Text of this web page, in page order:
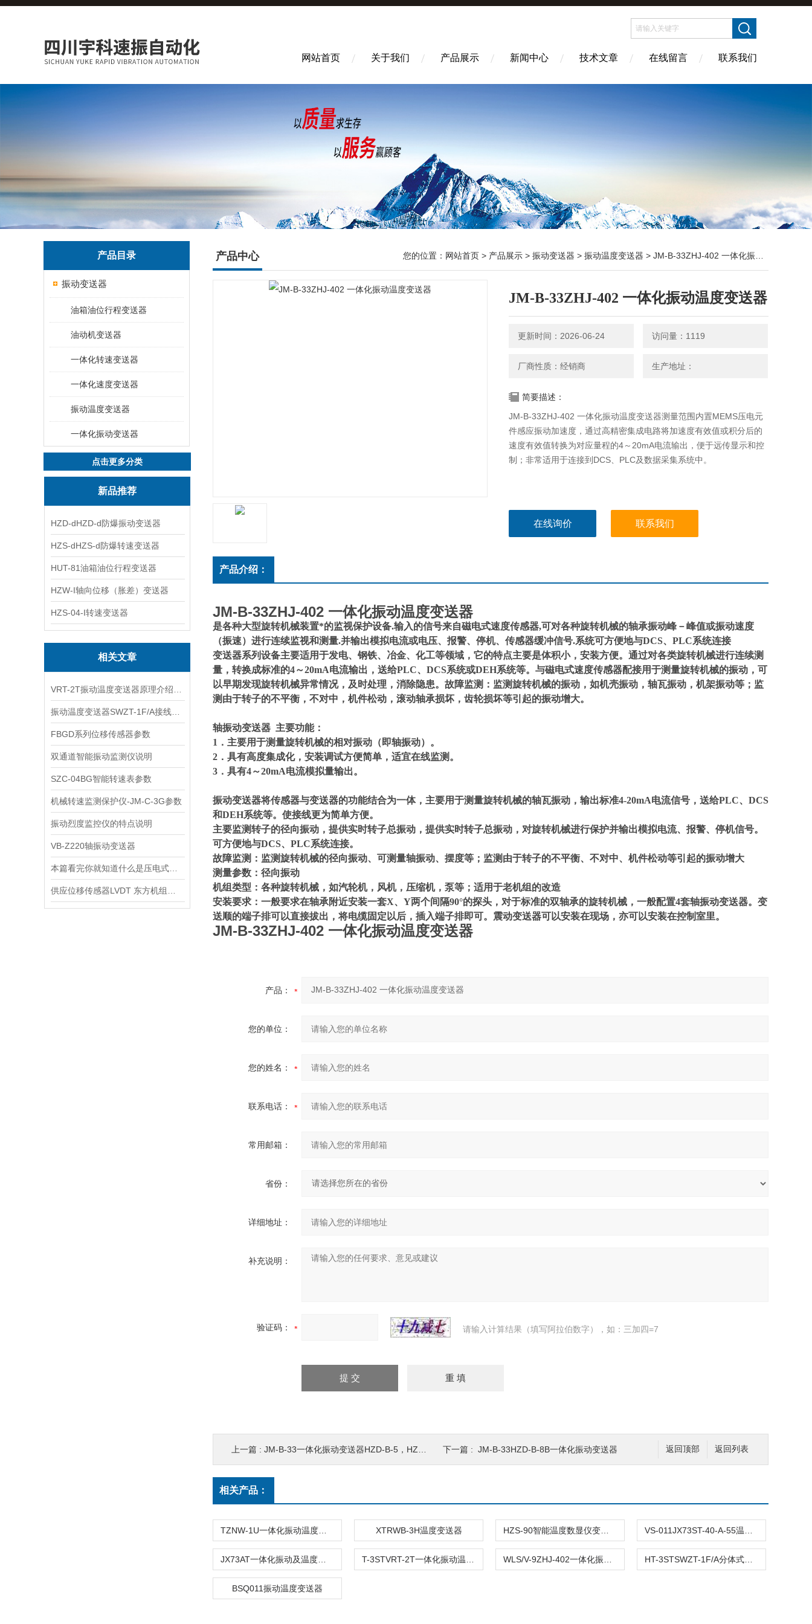
网站首页 关于我们 产品展示 新闻中心 技术文章 在线留言 联系我们
产品目录
振动变送器
油箱油位行程变送器
油动机变送器
一体化转速变送器
一体化速度变送器
振动温度变送器
一体化振动变送器
点击更多分类
新品推荐
HZD-dHZD-d防爆振动变送器
HZS-dHZS-d防爆转速变送器
HUT-81油箱油位行程变送器
HZW-I轴向位移（胀差）变送器
HZS-04-I转速变送器
相关文章
FBGD系列位移传感器参数
双通道智能振动监测仪说明
SZC-04BG智能转速表参数
机械转速监测保护仪-JM-C-3G参数
振动烈度监控仪的特点说明
VB-Z220轴振动变送器
产品中心 您的位置： 网站首页 > 产品展示 > 振动变送器 > 振动温度变送器 > JM-B-33ZHJ-402 一体化振动温度变送器
JM-B-33ZHJ-402 一体化振动温度变送器
更新时间：2026-06-24 访问量：1119
厂商性质：经销商 生产地址：
简要描述：
JM-B-33ZHJ-402 一体化振动温度变送器测量范围内置MEMS压电元
件感应振动加速度，通过高精密集成电路将加速度有效值或积分后的
速度有效值转换为对应量程的4～20mA电流输出，便于远传显示和控
制；非常适用于连接到DCS、PLC及数据采集系统中。
在线询价 联系我们
产品介绍：
JM-B-33ZHJ-402 一体化振动温度变送器
是各种大型旋转机械装置*的监视保护设备.输入的信号来自磁电式速度传感器,可对各种旋转机械的轴承振动峰－峰值或振动速度
（振速）进行连续监视和测量.并输出模拟电流或电压、报警、停机、传感器缓冲信号.系统可方便地与DCS、PLC系统连接
变送器系列设备主要适用于发电、钢铁、冶金、化工等领域，它的特点主要是体积小，安装方便。通过对各类旋转机械进行连续测
量，转换成标准的4～20mA电流输出，送给PLC、DCS系统或DEH系统等。与磁电式速度传感器配接用于测量旋转机械的振动，可
以早期发现旋转机械异常情况，及时处理，消除隐患。故障监测：监测旋转机械的振动，如机壳振动，轴瓦振动，机架振动等；监
测由于转子的不平衡，不对中，机件松动，滚动轴承损坏，齿轮损坏等引起的振动增大。
轴振动变送器 主要功能：
1 ．主要用于测量旋转机械的相对振动（即轴振动）。
2 ．具有高度集成化，安装调试方便简单，适宜在线监测。
3 ．具有4～20mA电流模拟量输出。
振动变送器将传感器与变送器的功能结合为一体，主要用于测量旋转机械的轴瓦振动，输出标准4-20mA电流信号，送给PLC、DCS
和DEH系统等。使接线更为简单方便。
主要监测转子的径向振动，提供实时转子总振动，提供实时转子总振动，对旋转机械进行保护并输出模拟电流、报警、停机信号。
可方便地与DCS、PLC系统连接。
故障监测：监测旋转机械的径向振动、可测量轴振动、摆度等；监测由于转子的不平衡、不对中、机件松动等引起的振动增大
测量参数：径向振动
机组类型：各种旋转机械，如汽轮机，风机，压缩机，泵等；适用于老机组的改造
安装要求：一般要求在轴承附近安装一套X、Y两个间隔90°的探头，对于标准的双轴承的旋转机械，一般配置4套轴振动变送器。变
送顺的端子排可以直接拔出，将电缆固定以后，插入端子排即可。震动变送器可以安装在现场，亦可以安装在控制室里。
JM-B-33ZHJ-402 一体化振动温度变送器
产品：
您的单位：
您的姓名：
联系电话：
常用邮箱：
省份：
详细地址：
补充说明：
验证码： 请输入计算结果（填写阿拉伯数字），如：三加四=7
返回列表
返回顶部
上一篇 : JM-B-33一体化振动变送器HZD-B-5，HZD-B-8 下一篇 : JM-B-33HZD-B-8B一体化振动变送器
相关产品：
XTRWB-3H温度变送器
BSQ011振动温度变送器